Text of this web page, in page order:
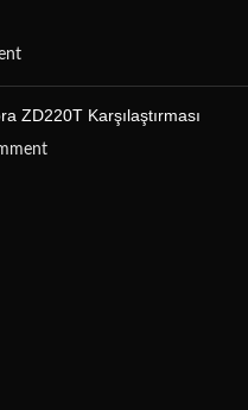
ZD220T Karşılaştırması